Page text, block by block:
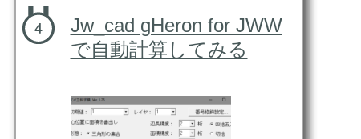
Jw_cad gHeron for JWW
で自動計算してみる